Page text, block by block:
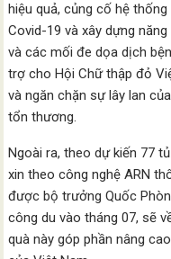
hiệu quả, củng cố hệ
Covid-19 và xây dựng
và các mối đe dọa dịch
trợ cho Hội Chữ thập đỏ
và ngăn chặn sự lây lan
tổn thương.
Ngoài ra, theo dự kiến 77
xin theo công nghệ ARN
được bộ trưởng Quốc
công du vào tháng 07, sẽ
quà này góp phần nâng